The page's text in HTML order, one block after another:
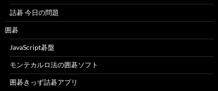
詰碁 今日の問題
囲碁
JavaScript碁盤
モンテカルロ法の囲碁ソフト
囲碁きっず詰碁アプリ